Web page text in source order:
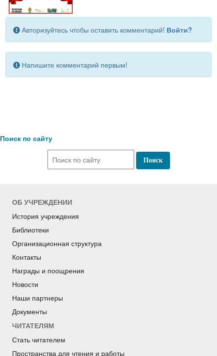
Авторизуйтесь чтобы оставить комментарий! Войти?
Напишите комментарий первым!
Поиск по сайту
ОБ УЧРЕЖДЕНИИ
История учреждения
Библиотеки
Организационная структура
Контакты
Награды и поощрения
Новости
Наши партнеры
Документы
ЧИТАТЕЛЯМ
Стать читателем
Пространства для чтения и работы